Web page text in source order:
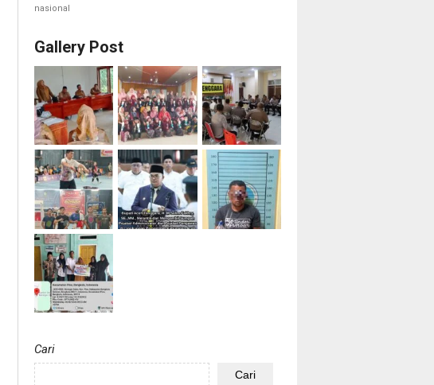
Kuansing Ajak
Kebakaran Sejak Dini
nasional
Gallery Post
Cari
Cari